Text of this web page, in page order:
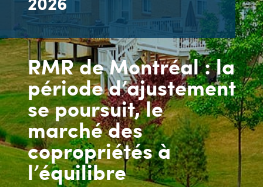
RMR de Montréal : la
période d’ajustement
se poursuit, le
marché des
copropriétés à
l’équilibre